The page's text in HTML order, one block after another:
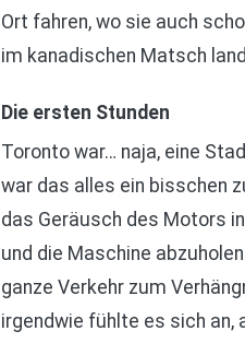
Ort fahren, wo sie auch
im kanadischen Matsch
Die ersten Stunden
Toronto war… naja, eine
war das alles ein bisschen
das Geräusch des Motors
und die Maschine
ganze Verkehr zum
irgendwie fühlte es sich an,